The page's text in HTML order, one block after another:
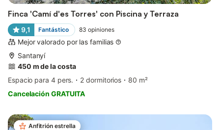
Finca 'Camí d'es Torres' con Piscina y Terraza
9,1 Fantástico 83 opiniones
Mejor valorado por las familias
Santanyí
450 m de la costa
Espacio para 4 pers.
2 dormitorios
80 m²
Cancelación GRATUITA
Anfitrión estrella